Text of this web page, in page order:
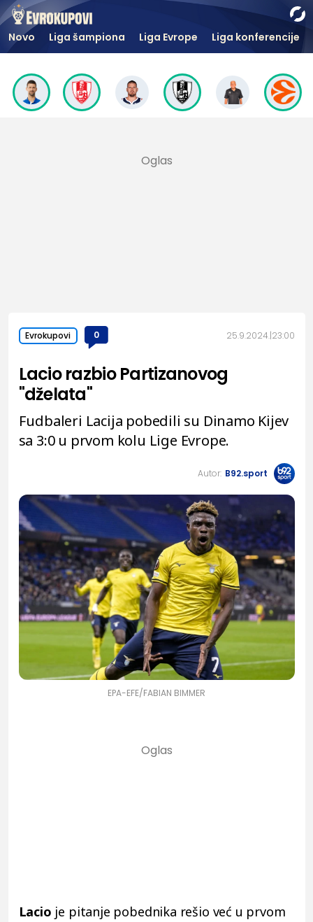
Novo Liga šampiona Liga Evrope Liga konferencije
Evrokupovi 0 25.9.2024. 23:00
Lacio razbio Partizanovog
"dželata"
Fudbaleri Lacija pobedili su Dinamo Kijev
sa 3:0 u prvom kolu Lige Evrope.
Autor: B92.sport
EPA-EFE/FABIAN BIMMER
Lacio je pitanje pobednika rešio već u prvom